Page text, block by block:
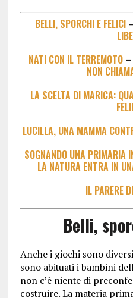
BELLI, SPORCHI E FELICI–
NATI CON IL TERREMOTO–
NON
LA SCELTA DI MARICA:
LUCILLA, UNA MAMMA
SOGNANDO UNA PRIMARIA
LA NATURA ENTRA IN
IL PARERE
Belli,
Anche i giochi sono
sono abituati i bambini
non c’è niente di
costruire. La materia